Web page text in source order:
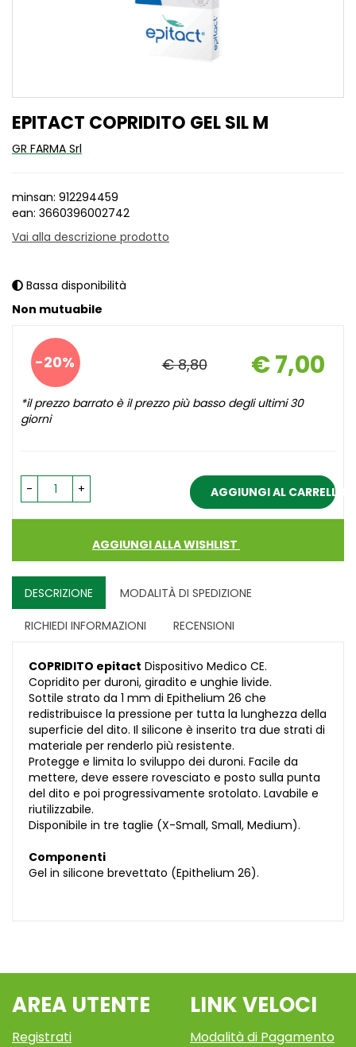
EPITACT COPRIDITO GEL SIL M
GR FARMA Srl
minsan: 912294459
ean: 3660396002742
Vai alla descrizione prodotto
Bassa disponibilità
Non mutuabile
Sconto
del20% € 8,80
Prezzo
€ 7,00
*il prezzo barrato è il prezzo più basso degli ultimi 30
giorni
- + AGGIUNGI AL CARRELLO
AGGIUNGI ALLA WISHLIST
DESCRIZIONE MODALITÀ DI SPEDIZIONE
RICHIEDI INFORMAZIONI RECENSIONI
COPRIDITO epitact Dispositivo Medico CE.
Copridito per duroni, giradito e unghie livide.
Sottile strato da 1 mm di Epithelium 26 che
redistribuisce la pressione per tutta la lunghezza della
superficie del dito. Il silicone è inserito tra due strati di
materiale per renderlo più resistente.
Protegge e limita lo sviluppo dei duroni. Facile da
mettere, deve essere rovesciato e posto sulla punta
del dito e poi progressivamente srotolato. Lavabile e
riutilizzabile.
Disponibile in tre taglie (X-Small, Small, Medium).
Componenti
Gel in silicone brevettato (Epithelium 26).
AREA UTENTE
Registrati
LINK VELOCI
Modalità di Pagamento